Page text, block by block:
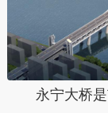
永宁大桥